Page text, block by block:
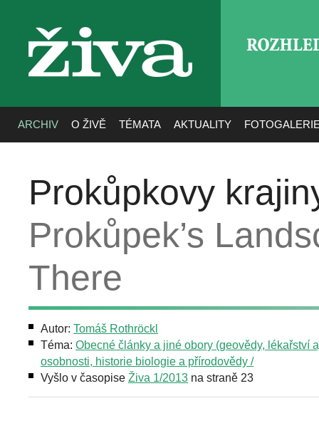
živa
ARCHIV O ŽIVĚ TÉMATA AKTUALITY
Prokůpkovy
Prokůpek’s
There
Autor: Tomáš Rothröckl
Téma: Obecné články a jiné obory (geovědy, lékařství
osobnosti, historie biologie a přírodovědy /
Vyšlo v časopise Živa 1/2013 na straně 23